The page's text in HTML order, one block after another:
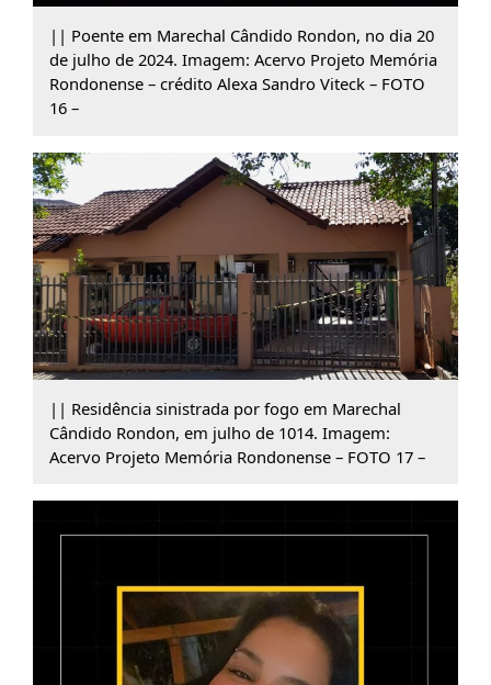
|| Poente em Marechal Cândido Rondon, no dia 20
de julho de 2024. Imagem: Acervo Projeto Memória
Rondonense – crédito Alexa Sandro Viteck – FOTO
16 –
|| Residência sinistrada por fogo em Marechal
Cândido Rondon, em julho de 1014. Imagem:
Acervo Projeto Memória Rondonense – FOTO 17 –